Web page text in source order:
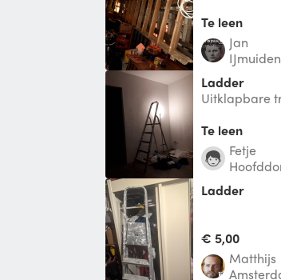
Te leen
Jan
IJmuiden
Ladder
Uitklapbare
Te leen
Fetje
Ladder
€ 5,00
Matthijs